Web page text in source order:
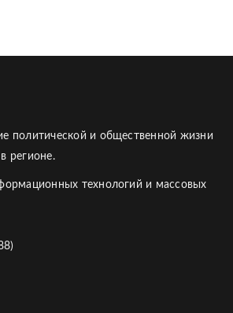
политической и общественной жизни
регионе.
технологий и массовых